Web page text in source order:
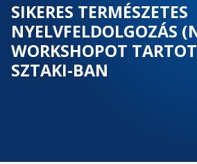
SIKERES TERMÉSZETES
NYELVFELDOLGOZÁS
WORKSHOPOT
SZTAKI-BAN